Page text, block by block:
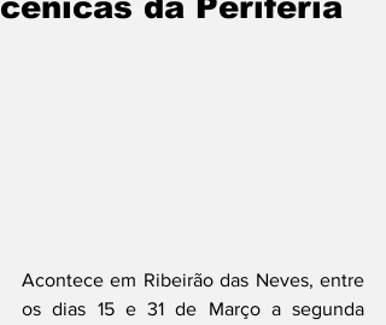
Acontece em Ribeirão das Neves, entre
os dias 15 e 31 de Março a segunda